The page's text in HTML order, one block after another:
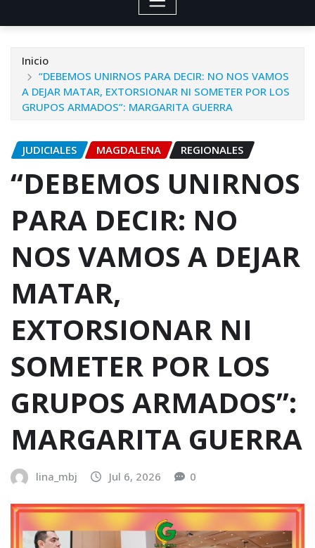
Inicio
“DEBEMOS UNIRNOS PARA DECIR: NO NOS VAMOS
A DEJAR MATAR, EXTORSIONAR NI SOMETER POR LOS
GRUPOS ARMADOS”: MARGARITA GUERRA
JUDICIALES MAGDALENA REGIONALES
“DEBEMOS UNIRNOS
PARA DECIR: NO
NOS VAMOS A DEJAR
MATAR,
EXTORSIONAR NI
SOMETER POR LOS
GRUPOS ARMADOS”:
MARGARITA GUERRA
lina_mbj Jul 6, 2026 0